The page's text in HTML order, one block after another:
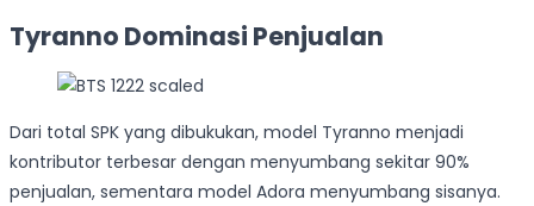
Tyranno Dominasi Penjualan
Dari total SPK yang dibukukan, model Tyranno menjadi
kontributor terbesar dengan menyumbang sekitar 90%
penjualan, sementara model Adora menyumbang sisanya.